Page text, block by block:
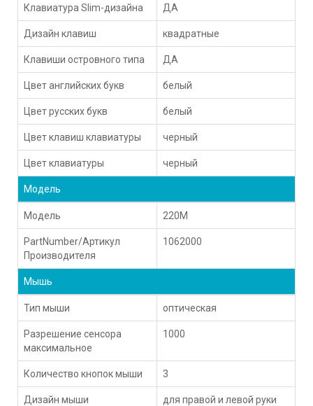
Клавиатура Slim-дизайна ДА
Дизайн клавиш квадратные
Клавиши островного типа ДА
Цвет английских букв белый
Цвет русских букв белый
Цвет клавиш клавиатуры черный
Цвет клавиатуры черный
Модель
Модель 220M
PartNumber/Артикул
Производителя
1062000
Мышь
Тип мыши оптическая
Разрешение сенсора
максимальное
1000
Количество кнопок мыши 3
Дизайн мыши для правой и левой руки